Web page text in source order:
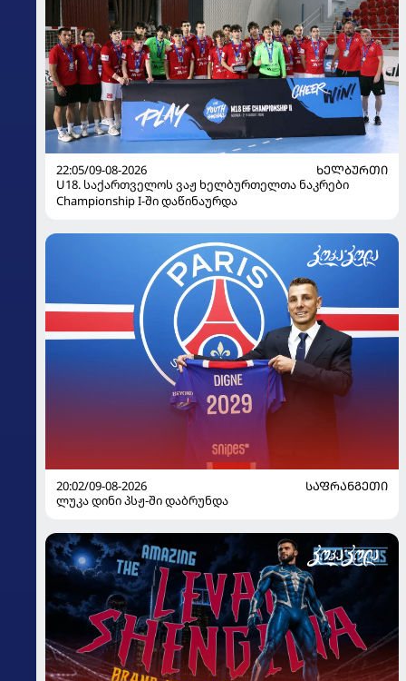
22:05/09-08-2026
ᲮᲔᲚᲑᲣᲠᲗᲘ
U18. საქართველოს ვაჟ ხელბურთელთა ნაკრები
Championship I-ში დაწინაურდა
20:02/09-08-2026
ᲡᲐᲤᲠᲐᲜᲒᲔᲗᲘ
ლუკა დინი პსჟ-ში დაბრუნდა